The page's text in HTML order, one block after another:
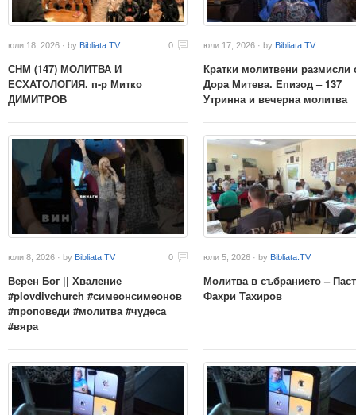
юли 18, 2026 · by Bibliata.TV 0
СНМ (147) МОЛИТВА И
ЕСХАТОЛОГИЯ. п-р Митко
ДИМИТРОВ
юли 17, 2026 · by Bibliata.TV
Кратки молитвени размисли
Дора Митева. Епизод – 137
Утринна и вечерна молитва
юли 8, 2026 · by Bibliata.TV 0
Верен Бог || Хваление
#plovdivchurch #симеонсимеонов
#проповеди #молитва #чудеса
#вяра
юли 5, 2026 · by Bibliata.TV
Молитва в събранието –
Фахри Тахиров